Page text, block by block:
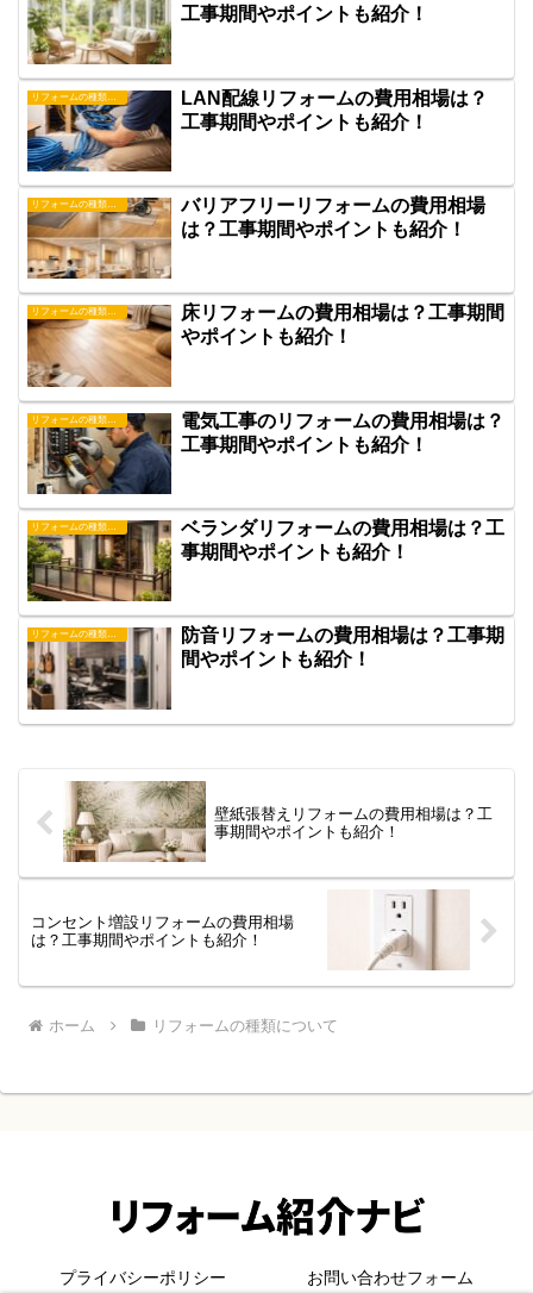
工事期間やポイントも紹介！
LAN配線リフォームの費用相場は？
工事期間やポイントも紹介！
リフォームの種類について
バリアフリーリフォームの費用相場
は？工事期間やポイントも紹介！
リフォームの種類について
床リフォームの費用相場は？工事期間
やポイントも紹介！
電気工事のリフォームの費用相場は？
工事期間やポイントも紹介！
リフォームの種類について
ベランダリフォームの費用相場は？工
事期間やポイントも紹介！
リフォームの種類について
防音リフォームの費用相場は？工事期
間やポイントも紹介！
壁紙張替えリフォームの費用相場は？工
事期間やポイントも紹介！
コンセント増設リフォームの費用相場
は？工事期間やポイントも紹介！
ホーム リフォームの種類について
プライバシーポリシー お問い合わせフォーム